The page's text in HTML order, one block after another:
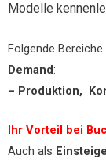
Modelle
Folgende
Demand:
– Produktion,
Ihr Vorteil bei
Auch als